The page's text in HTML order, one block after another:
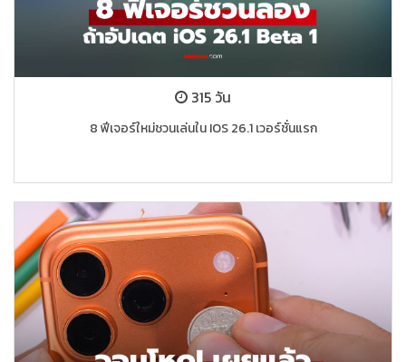
315 วัน
8 ฟีเจอร์ใหม่ชวนเล่นใน IOS 26.1 เวอร์ชั่นแรก